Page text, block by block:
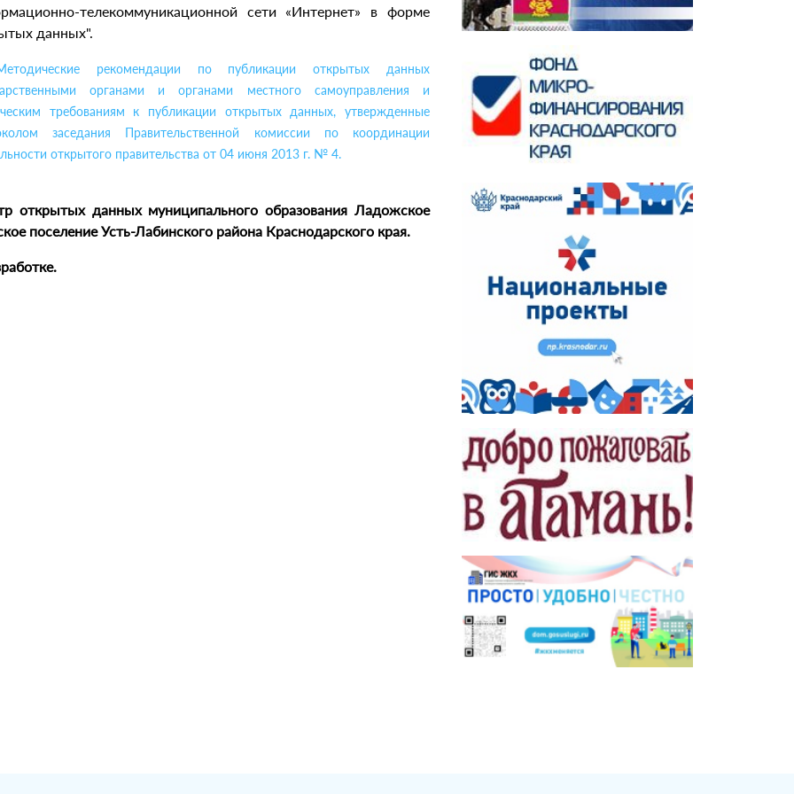
телекоммуникационной сети «Интернет» в форме
данных".
рекомендации по публикации открытых данных
органами и органами местного самоуправления и
требованиям к публикации открытых данных, утвержденные
заседания Правительственной комиссии по координации
открытого правительства от 04 июня 2013 г. № 4.
открытых данных муниципального образования Ладожское
поселение Усть-Лабинского района Краснодарского края.